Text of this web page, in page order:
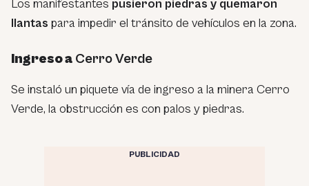
Los manifestantes pusieron piedras y quemaron
llantas para impedir el tránsito de vehículos en la zona.
Ingreso a Cerro Verde
Se instaló un piquete vía de ingreso a la minera Cerro
Verde, la obstrucción es con palos y piedras.
PUBLICIDAD